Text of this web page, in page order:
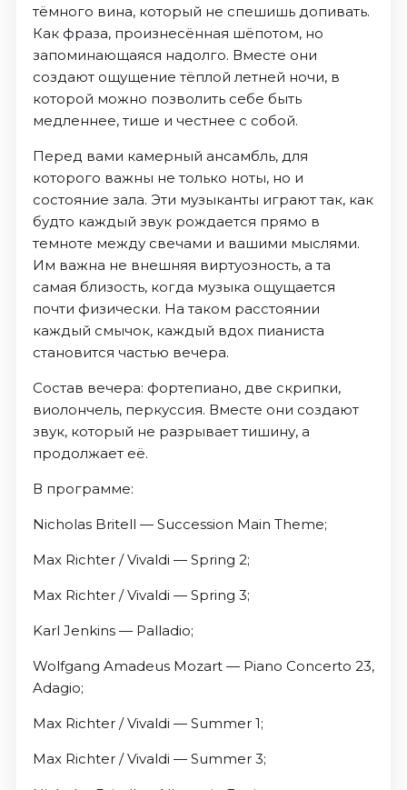
тёмного вина, который не спешишь допивать.
Как фраза, произнесённая шёпотом, но
запоминающаяся надолго. Вместе они
создают ощущение тёплой летней ночи, в
которой можно позволить себе быть
медленнее, тише и честнее с собой.
Перед вами камерный ансамбль, для
которого важны не только ноты, но и
состояние зала. Эти музыканты играют так, как
будто каждый звук рождается прямо в
темноте между свечами и вашими мыслями.
Им важна не внешняя виртуозность, а та
самая близость, когда музыка ощущается
почти физически. На таком расстоянии
каждый смычок, каждый вдох пианиста
становится частью вечера.
Состав вечера: фортепиано, две скрипки,
виолончель, перкуссия. Вместе они создают
звук, который не разрывает тишину, а
продолжает её.
В программе:
Nicholas Britell — Succession Main Theme;
Max Richter / Vivaldi — Spring 2;
Max Richter / Vivaldi — Spring 3;
Karl Jenkins — Palladio;
Wolfgang Amadeus Mozart — Piano Concerto 23,
Adagio;
Max Richter / Vivaldi — Summer 1;
Max Richter / Vivaldi — Summer 3;